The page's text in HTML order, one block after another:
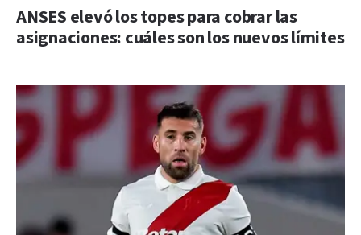
ANSES elevó los topes para cobrar las
asignaciones: cuáles son los nuevos límites